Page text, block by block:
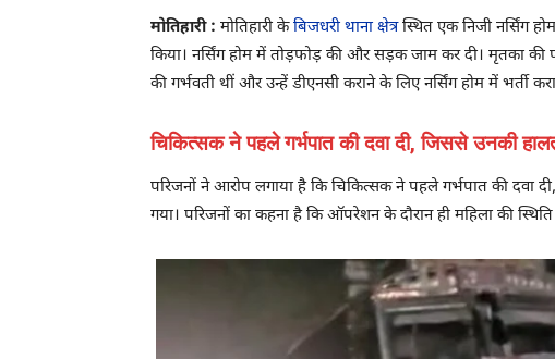
मोतिहारी : मोतिहारी केबिजधरी थाना क्षेत्रस्थित एक निजी नर्सिंग
किया। नर्सिंग होम में तोड़फोड़ की और सड़क जाम कर दी। मृतका
की गर्भवती थीं और उन्हें डीएनसी कराने के लिए नर्सिंग होम में भर्ती
चिकित्सक ने पहले गर्भपात की दवा दी, जिससे उनकी
परिजनों ने आरोप लगाया है कि चिकित्सक ने पहले गर्भपात की दवा
गया। परिजनों का कहना है कि ऑपरेशन के दौरान ही महिला की